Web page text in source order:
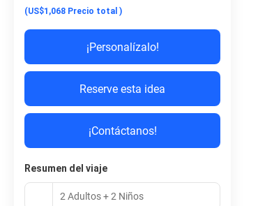
(US$1,068 Precio total )
¡Personalízalo!
Reserve esta idea
¡Contáctanos!
Resumen del viaje
2 Adultos + 2 Niños